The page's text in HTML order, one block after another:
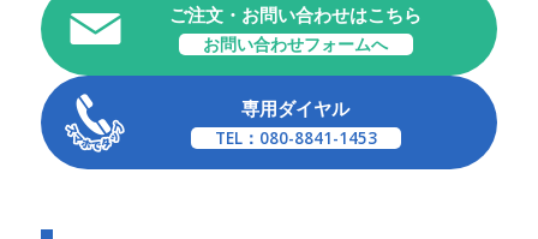
ご注文・お問い合わせはこちら
お問い合わせフォームへ
専用ダイヤル
TEL：080-8841-1453